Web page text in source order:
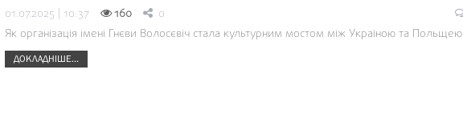
01.07.2025 | 10:37 160 0
Як організація імені Гнєви Волосєвіч стала культурним мостом між Україною та Польщею
ДОКЛАДНІШЕ...